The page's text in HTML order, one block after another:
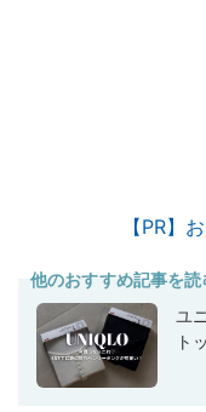
【PR】
他のおすすめ記事を読
ユ
ト